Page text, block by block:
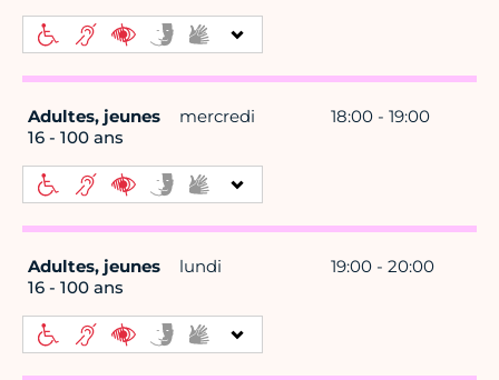
Adultes, jeunes
16 - 100 ans
mercredi 18:00 - 19:00
Adultes, jeunes
16 - 100 ans
lundi 19:00 - 20:00